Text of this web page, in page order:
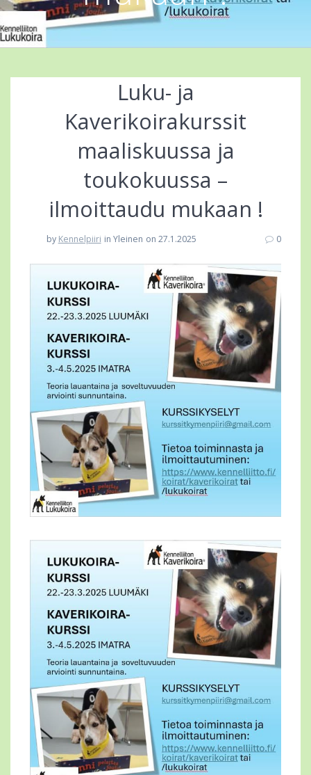
Luku- ja
Kaverikoirakurssit
maaliskuussa ja
toukokuussa –
ilmoittaudu mukaan !
by Kennelpiiri in Yleinen on 27.1.2025 0